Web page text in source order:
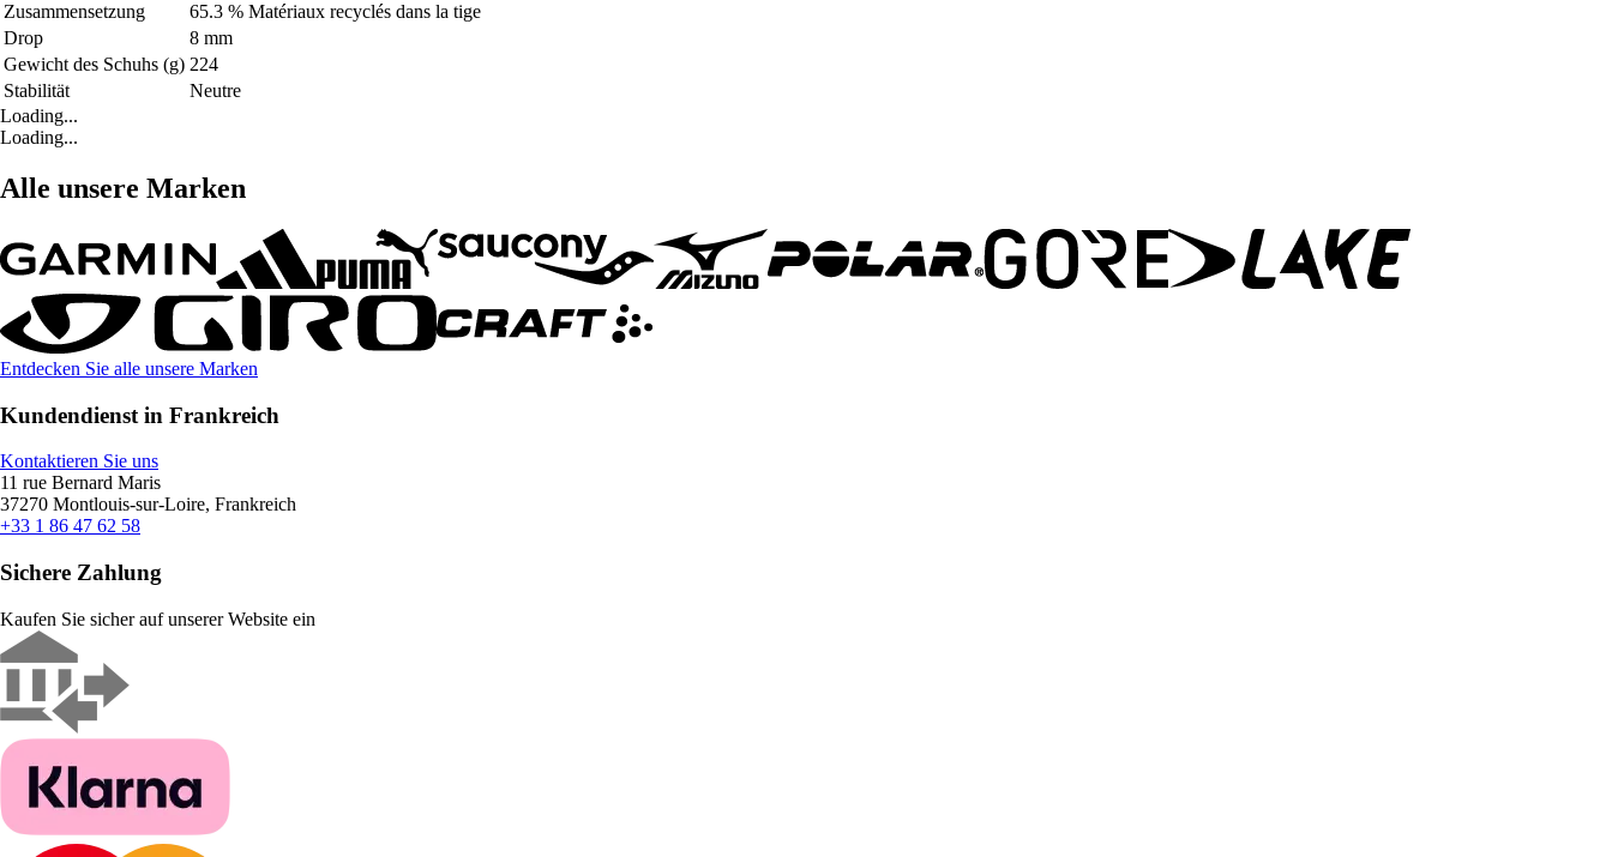
Zusammensetzung
65.3 % Matériaux recyclés dans la tige
Drop
8 mm
Gewicht des Schuhs (g) 224
Stabilität
Neutre
Loading...
Loading...
Alle unsere Marken
Entdecken Sie alle unsere Marken
Kundendienst in Frankreich
Kontaktieren Sie uns
11 rue Bernard Maris
37270 Montlouis-sur-Loire, Frankreich
+33 1 86 47 62 58
Sichere Zahlung
Kaufen Sie sicher auf unserer Website ein